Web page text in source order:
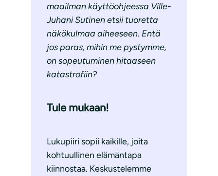
maailman käyttöohjeessa Ville-
Juhani Sutinen etsii tuoretta
näkökulmaa aiheeseen. Entä
jos paras, mihin me pystymme,
on sopeutuminen hitaaseen
katastrofiin?
Tule mukaan!
Lukupiiri sopii kaikille, joita
kohtuullinen elämäntapa
kiinnostaa. Keskustelemme